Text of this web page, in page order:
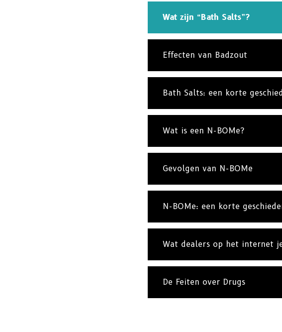
Wat zijn “Bath Salts”?
Effecten van Badzout
Bath Salts: een korte
Wat is een N-BOMe?
Gevolgen van N-BOMe
N-BOMe: een korte
Wat dealers op het internet
De Feiten over Drugs